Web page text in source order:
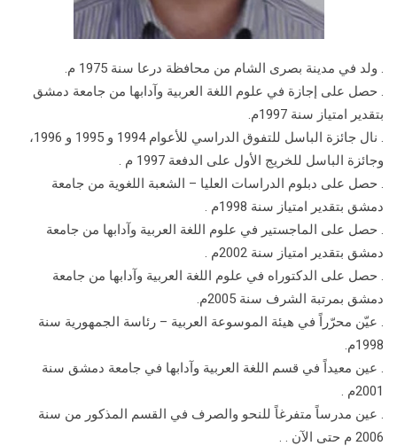
. ولد في مدينة بصرى الشام من محافظة درعا سنة 1975 م.
. حصل على إجازة في علوم اللغة العربية وآدابها من جامعة دمشق
بتقدير امتياز سنة 1997م.
. نال جائزة الباسل للتفوق الدراسي للأعوام 1994 و 1995 و 1996،
وجائزة الباسل للخريج الأول على الدفعة 1997 م .
. حصل على دبلوم الدراسات العليا – الشعبة اللغوية من جامعة
دمشق بتقدير امتياز سنة 1998م .
. حصل على الماجستير في علوم اللغة العربية وآدابها من جامعة
دمشق بتقدير امتياز سنة 2002م .
. حصل على الدكتوراه في علوم اللغة العربية وآدابها من جامعة
دمشق بمرتبة الشرف سنة 2005م.
. عيّن محرّراً في هيئة الموسوعة العربية – رئاسة الجمهورية سنة
1998م.
. عين معيداً في قسم اللغة العربية وآدابها في جامعة دمشق سنة
2001م .
. عين مدرساً متفرغاً للنحو والصرف في القسم المذكور من سنة
2006 م حتى الآن . .